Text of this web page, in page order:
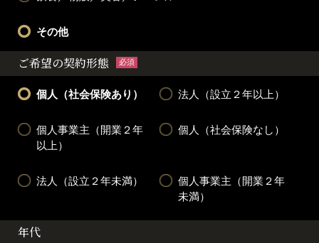
その他
ご希望の契約形態 必須
個人（社会保険あり） 法人（設立２年以上）
個人事業主（開業２年
以上）
個人（社会保険なし）
法人（設立２年未満）
個人事業主（開業２年
未満）
年代